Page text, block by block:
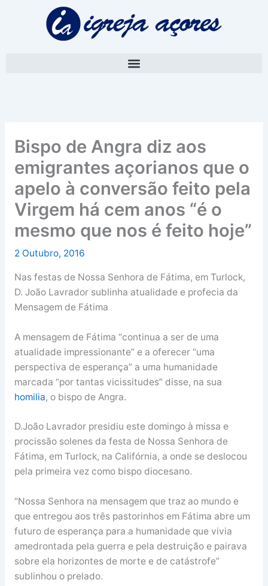
Bispo de Angra diz aos
emigrantes açorianos que o
apelo à conversão feito pela
Virgem há cem anos “é o
mesmo que nos é feito hoje”
2 Outubro, 2016
Nas festas de Nossa Senhora de Fátima, em Turlock,
D. João Lavrador sublinha atualidade e profecia da
Mensagem de Fátima
A mensagem de Fátima “continua a ser de uma
atualidade impressionante” e a oferecer “uma
perspectiva de esperança” a uma humanidade
marcada “por tantas vicissitudes” disse, na sua
homilia, o bispo de Angra.
D.João Lavrador presidiu este domingo à missa e
procissão solenes da festa de Nossa Senhora de
Fátima, em Turlock, na Califórnia, a onde se deslocou
pela primeira vez como bispo diocesano.
“Nossa Senhora na mensagem que traz ao mundo e
que entregou aos três pastorinhos em Fátima abre um
futuro de esperança para a humanidade que vivia
amedrontada pela guerra e pela destruição e pairava
sobre ela horizontes de morte e de catástrofe”
sublinhou o prelado.